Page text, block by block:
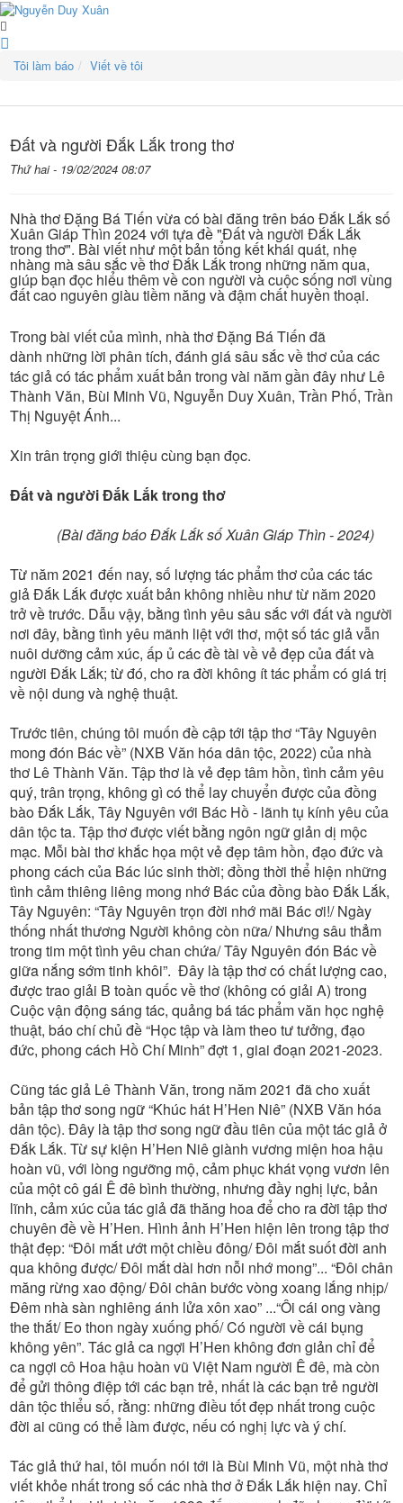
Tôi làm báo Viết về tôi
Đất và người Đắk Lắk trong thơ
Thứ hai - 19/02/2024 08:07
Nhà thơ Đặng Bá Tiến vừa có bài đăng trên báo Đắk Lắk số
Xuân Giáp Thìn 2024 với tựa đề"Đất và người Đắk Lắk
trong thơ". Bài viết như một bản tổng kết khái quát, nhẹ
nhàng mà sâu sắc về thơ Đắk Lắk trong những năm qua,
giúp bạn đọc hiểu thêm về con người và cuộc sống nơi vùng
đất cao nguyên giàu tiềm năng và đậm chất huyền thoại.
Trong bài viết của mình, nhà thơ Đặng Bá Tiến đã
dành những lời phân tích, đánh giá sâu sắc về thơ của các
tác giả có tác phẩm xuất bản trong vài năm gần đây như Lê
Thành Văn, Bùi Minh Vũ, Nguyễn Duy Xuân, Trần Phố, Trần
Thị Nguyệt Ánh...
Xin trân trọng giới thiệu cùng bạn đọc.
Đất và người Đắk Lắk trong thơ
(Bài đăng báo Đắk Lắk số Xuân Giáp Thìn - 2024)
Từ năm 2021 đến nay, số lượng tác phẩm thơ của các tác
giả Đắk Lắk được xuất bản không nhiều như từ năm 2020
trở về trước. Dẫu vậy, bằng tình yêu sâu sắc với đất và người
nơi đây, bằng tình yêu mãnh liệt với thơ, một số tác giả vẫn
nuôi dưỡng cảm xúc, ấp ủ các đề tài về vẻ đẹp của đất và
người Đắk Lắk; từ đó, cho ra đời không ít tác phẩm có giá trị
về nội dung và nghệ thuật.
Trước tiên, chúng tôi muốn đề cập tới tập thơ “Tây Nguyên
mong đón Bác về” (NXB Văn hóa dân tộc, 2022) của nhà
thơ Lê Thành Văn. Tập thơ là vẻ đẹp tâm hồn, tình cảm yêu
quý, trân trọng, không gì có thể lay chuyển được của đồng
bào Đắk Lắk, Tây Nguyên với Bác Hồ - lãnh tụ kính yêu của
dân tộc ta. Tập thơ được viết bằng ngôn ngữ giản dị mộc
mạc. Mỗi bài thơ khắc họa một vẻ đẹp tâm hồn, đạo đức và
phong cách của Bác lúc sinh thời; đồng thời thể hiện những
tình cảm thiêng liêng mong nhớ Bác của đồng bào Đắk Lắk,
Tây Nguyên: “Tây Nguyên trọn đời nhớ mãi Bác ơi!/ Ngày
thống nhất thương Người không còn nữa/ Nhưng sâu thẳm
trong tim một tình yêu chan chứa/ Tây Nguyên đón Bác về
giữa nắng sớm tinh khôi”. Đây là tập thơ có chất lượng cao,
được trao giải B toàn quốc về thơ (không có giải A) trong
Cuộc vận động sáng tác, quảng bá tác phẩm văn học nghệ
thuật, báo chí chủ đề “Học tập và làm theo tư tưởng, đạo
đức, phong cách Hồ Chí Minh” đợt 1, giai đoạn 2021-2023.
Cũng tác giả Lê Thành Văn, trong năm 2021 đã cho xuất
bản tập thơ song ngữ “Khúc hát H’Hen Niê” (NXB Văn hóa
dân tộc). Đây là tập thơ song ngữ đầu tiên của một tác giả ở
Đắk Lắk. Từ sự kiện H’Hen Niê giành vương miện hoa hậu
hoàn vũ, với lòng ngưỡng mộ, cảm phục khát vọng vươn lên
của một cô gái Ê đê bình thường, nhưng đầy nghị lực, bản
lĩnh, cảm xúc của tác giả đã thăng hoa để cho ra đời tập thơ
chuyên đề về H’Hen. Hình ảnh H’Hen hiện lên trong tập thơ
thật đẹp: “Đôi mắt ướt một chiều đông/ Đôi mắt suốt đời anh
qua không được/ Đôi mắt dài hơn nỗi nhớ mong”... “Đôi chân
măng rừng xao động/ Đôi chân bước vòng xoang lắng nhịp/
Đêm nhà sàn nghiêng ánh lửa xôn xao” ...“Ôi cái ong vàng
the thắt/ Eo thon ngày xuống phố/ Có người về cái bụng
không yên”. Tác giả ca ngợi H’Hen không đơn giản chỉ để
ca ngợi cô Hoa hậu hoàn vũ Việt Nam người Ê đê, mà còn
để gửi thông điệp tới các bạn trẻ, nhất là các bạn trẻ người
dân tộc thiểu số, rằng: những điều tốt đẹp nhất trong cuộc
đời ai cũng có thể làm được, nếu có nghị lực và ý chí.
Tác giả thứ hai, tôi muốn nói tới là Bùi Minh Vũ, một nhà thơ
viết khỏe nhất trong số các nhà thơ ở Đắk Lắk hiện nay. Chỉ